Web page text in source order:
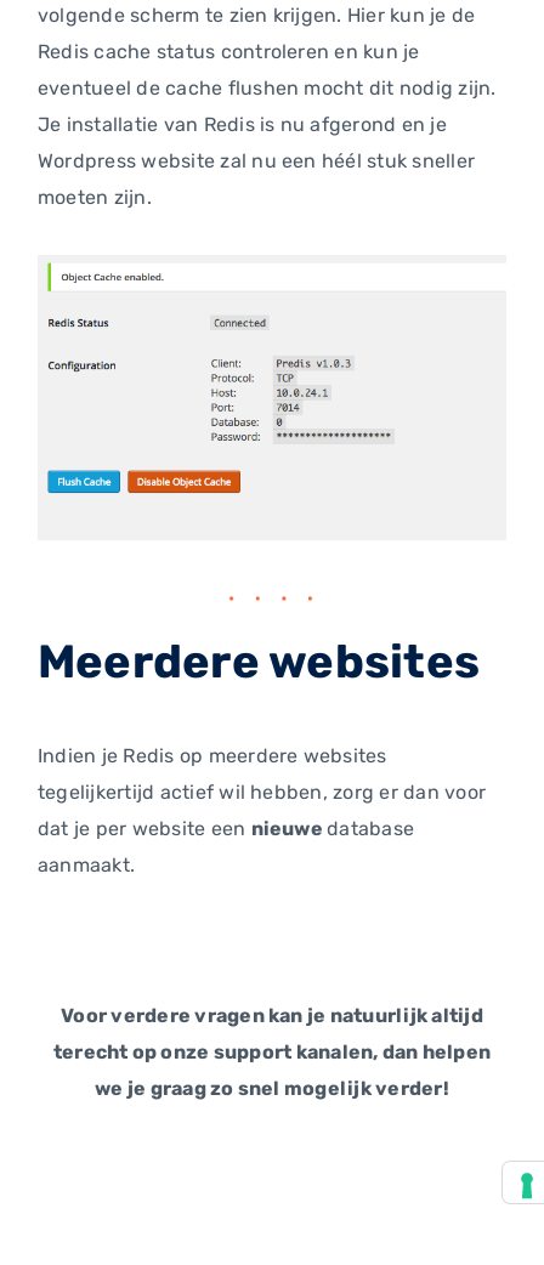
volgende scherm te zien krijgen. Hier kun je de
Redis cache status controleren en kun je
eventueel de cache flushen mocht dit nodig zijn.
Je installatie van Redis is nu afgerond en je
Wordpress website zal nu een héél stuk sneller
moeten zijn.
Meerdere websites
Indien je Redis op meerdere websites
tegelijkertijd actief wil hebben, zorg er dan voor
dat je per website een nieuwedatabase
aanmaakt.
Voor verdere vragen kan je natuurlijk altijd
terecht op onze support kanalen, dan helpen
we je graag zo snel mogelijk verder!